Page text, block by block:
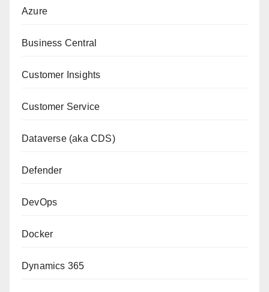
Azure
Business Central
Customer Insights
Customer Service
Dataverse (aka CDS)
Defender
DevOps
Docker
Dynamics 365